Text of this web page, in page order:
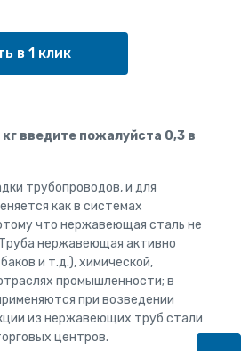
в 1 клик
введите пожалуйста 0,3 в
трубопроводов, и для
как в системах
что нержавеющая сталь не
нержавеющая активно
и т.д.), химической,
промышленности; в
при возведении
из нержавеющих труб стали
центров.